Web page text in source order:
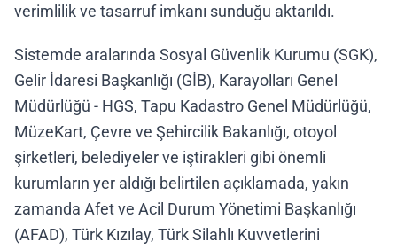
verimlilik ve tasarruf imkanı sunduğu aktarıldı.
Sistemde aralarında Sosyal Güvenlik Kurumu (SGK),
Gelir İdaresi Başkanlığı (GİB), Karayolları Genel
Müdürlüğü - HGS, Tapu Kadastro Genel Müdürlüğü,
MüzeKart, Çevre ve Şehircilik Bakanlığı, otoyol
şirketleri, belediyeler ve iştirakleri gibi önemli
kurumların yer aldığı belirtilen açıklamada, yakın
zamanda Afet ve Acil Durum Yönetimi Başkanlığı
(AFAD), Türk Kızılay, Türk Silahlı Kuvvetlerini